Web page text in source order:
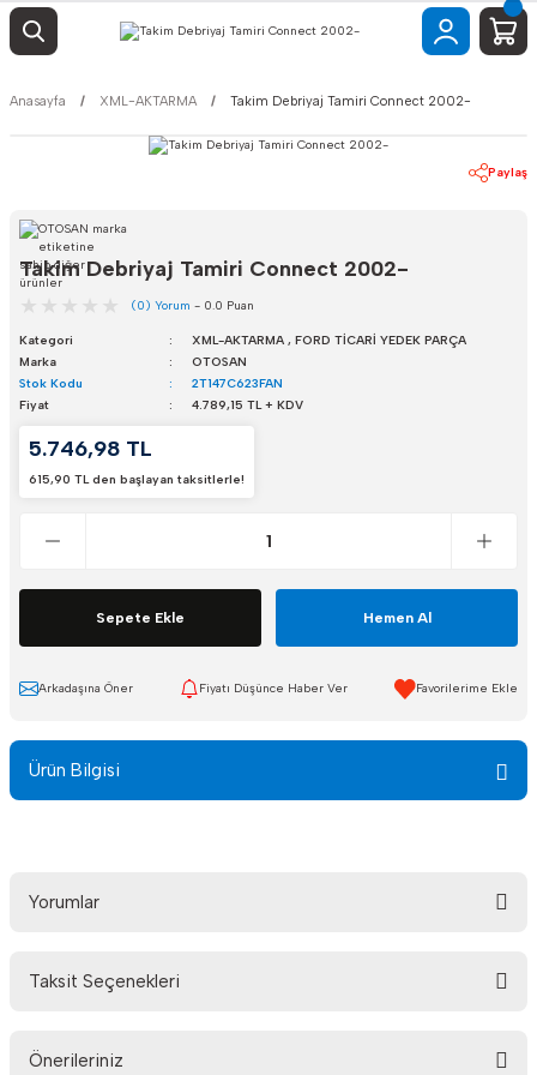
Anasayfa XML-AKTARMA Takim Debriyaj Tamiri Connect 2002-
Paylaş
Takim Debriyaj Tamiri Connect 2002-
(0) Yorum - 0.0 Puan
Kategori XML-AKTARMA , FORD TİCARİ YEDEK PARÇA
Marka
OTOSAN
Stok Kodu
2T147C623FAN
Fiyat
4.789,15 TL + KDV
5.746,98 TL
615,90 TL den başlayan taksitlerle!
Sepete Ekle Hemen Al
Arkadaşına Öner Fiyatı Düşünce Haber Ver
Ürün Bilgisi
Yorumlar
Taksit Seçenekleri
Önerileriniz